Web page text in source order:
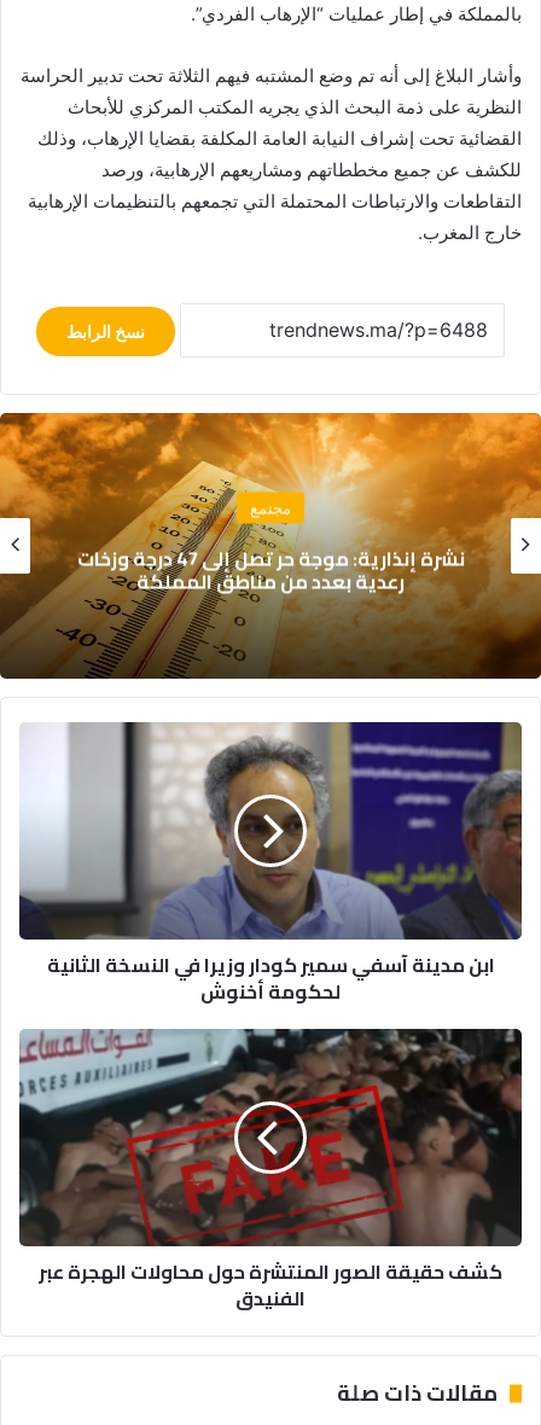
بالمملكة في إطار عمليات “الإرهاب الفردي”.
وأشار البلاغ إلى أنه تم وضع المشتبه فيهم الثلاثة تحت تدبير الحراسة
النظرية على ذمة البحث الذي يجريه المكتب المركزي للأبحاث
القضائية تحت إشراف النيابة العامة المكلفة بقضايا الإرهاب، وذلك
للكشف عن جميع مخططاتهم ومشاريعهم الإرهابية، ورصد
التقاطعات والارتباطات المحتملة التي تجمعهم بالتنظيمات الإرهابية
خارج المغرب.
نسخ الرابط
اقتصاد
تقرير “ليغاتوم 2026”: المغرب يتقدم اقتصادياً
لكن تحديات التعليم والصحة تعرقل الازدهار
ابن
مدينة
آسفي
سمير
كودار
وزيرا
النسخة
الثانية
لحكومةابن مدينة آسفي سمير كودار وزيرا في النسخة الثانية
لحكومة أخنوش
كشف
حقيقة
الصور
المنتشرة
حول
محاولات
الهجرة
الفنيدق
كشف حقيقة الصور المنتشرة حول محاولات الهجرة عبر
الفنيدق
مقالات ذات صلة